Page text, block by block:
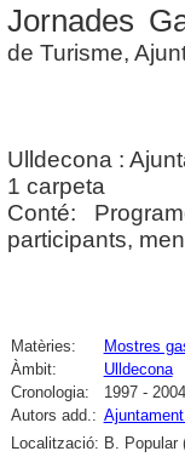
Jornades
de Turisme,
Ulldecona :
1 carpeta
Conté:
participants,
Matèries: Mostres
Àmbit:
Ulldecona
Cronologia:
1997 - 2004
Autors add.:
Localització: B. Popular